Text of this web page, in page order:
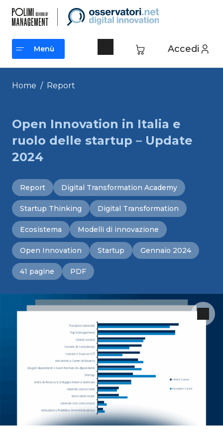
contenuto
Accedi
Menù
Menù
Home / Report
Open Innovation in Italia e
ruolo delle startup – Update
2024
Report Digital Transformation Academy
Startup Thinking Digital Transformation
Ecosistema Modelli di innovazione
Open Innovation Startup Gennaio 2024
41 pagine PDF